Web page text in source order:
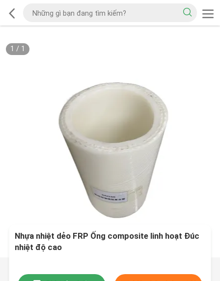
1 / 1
Nhựa nhiệt dẻo FRP Ống composite linh hoạt Đúc
nhiệt độ cao